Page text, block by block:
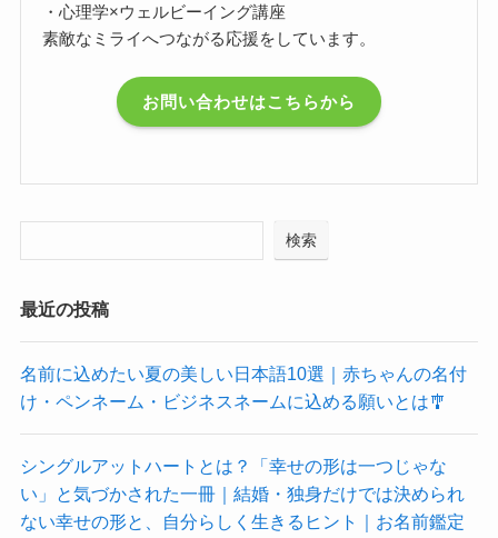
・心理学×ウェルビーイング講座
素敵なミライへつながる応援をしています。
お問い合わせはこちらから
検索
最近の投稿
名前に込めたい夏の美しい日本語10選｜赤ちゃんの名付
け・ペンネーム・ビジネスネームに込める願いとは🎐
シングルアットハートとは？「幸せの形は一つじゃな
い」と気づかされた一冊｜結婚・独身だけでは決められ
ない幸せの形と、自分らしく生きるヒント｜お名前鑑定